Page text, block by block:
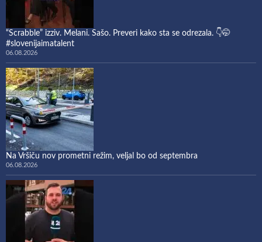
“Scrabble” izziv. Melani. Sašo. Preveri kako sta se odrezala. 👇🤭
#slovenijaimatalent
06.08.2026
Na Vršiču nov prometni režim, veljal bo od septembra
06.08.2026